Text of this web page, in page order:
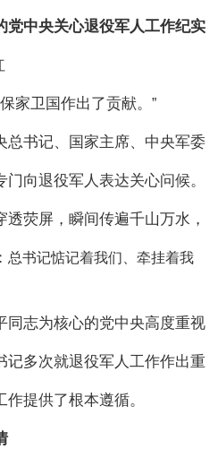
党中央关心退役军人工作纪实
家卫国作出了贡献。 ”
总书记、国家主席、中央军委
向退役军人表达关心问候。
荧屏，瞬间传遍千山万水，
总书记惦记着我们、牵挂着我
同志为核心的党中央高度重视
记多次就退役军人工作作出重
提供了根本遵循。